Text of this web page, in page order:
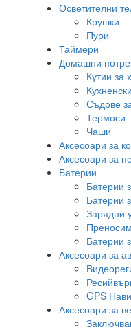
Осветителни
Крушки
Пури
Таймери
Домашни
Кутии за
Съдове
Термоси
Чаши
Аксесоари за
Аксесоари за
Батерии
Батерии
Батерии
Зарядни
Батерии
Аксесоари за
GPS
Аксесоари за